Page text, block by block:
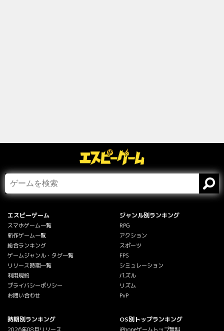
エスピーゲーム
スマホゲーム一覧
新作ゲーム一覧
総合ランキング
ゲームジャンル・タグ一覧
リリース時期一覧
利用規約
プライバシーポリシー
お問い合わせ
ジャンル別ランキング
RPG
アクション
スポーツ
FPS
シミュレーション
パズル
リズム
PvP
時期別ランキング
2026年08月リリース
OS別トップランキング
iPhoneゲームトップ無料